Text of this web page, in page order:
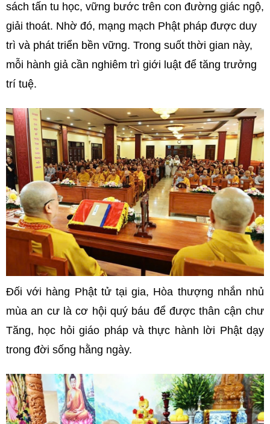
sách tấn tu học, vững bước trên con đường giác ngộ,
giải thoát. Nhờ đó, mạng mạch Phật pháp được duy
trì và phát triển bền vững. Trong suốt thời gian này,
mỗi hành giả cần nghiêm trì giới luật để tăng trưởng
trí tuệ.
Đối với hàng Phật tử tại gia, Hòa thượng nhắn nhủ
mùa an cư là cơ hội quý báu để được thân cận chư
Tăng, học hỏi giáo pháp và thực hành lời Phật dạy
trong đời sống hằng ngày.